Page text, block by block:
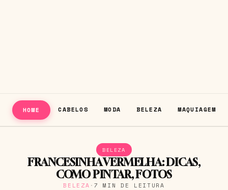
HOME CABELOS MODA BELEZA MAQUIAGEM
BELEZA
FRANCESINHA VERMELHA: DICAS,
COMO PINTAR, FOTOS
BELEZA · 7 MIN DE LEITURA